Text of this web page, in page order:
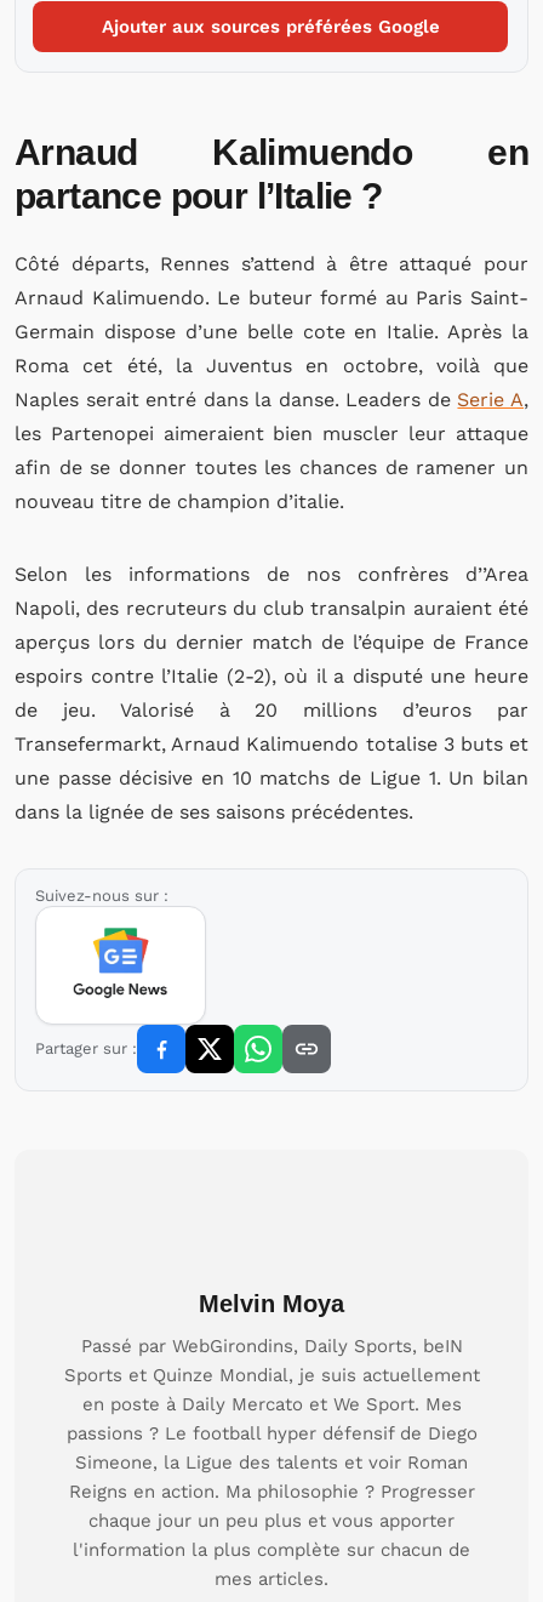
Ajouter aux sources préférées Google
Arnaud Kalimuendo en
partance pour l’Italie ?
Côté départs, Rennes s’attend à être attaqué pour
Arnaud Kalimuendo. Le buteur formé au Paris Saint-
Germain dispose d’une belle cote en Italie. Après la
Roma cet été, la Juventus en octobre, voilà que
Naples serait entré dans la danse. Leaders de Serie A,
les Partenopei aimeraient bien muscler leur attaque
afin de se donner toutes les chances de ramener un
nouveau titre de champion d’italie.
Selon les informations de nos confrères d’’Area
Napoli, des recruteurs du club transalpin auraient été
aperçus lors du dernier match de l’équipe de France
espoirs contre l’Italie (2-2), où il a disputé une heure
de jeu. Valorisé à 20 millions d’euros par
Transefermarkt, Arnaud Kalimuendo totalise 3 buts et
une passe décisive en 10 matchs de Ligue 1. Un bilan
dans la lignée de ses saisons précédentes.
Suivez-nous sur :
Partager sur :
Melvin Moya
Passé par WebGirondins, Daily Sports, beIN
Sports et Quinze Mondial, je suis actuellement
en poste à Daily Mercato et We Sport. Mes
passions ? Le football hyper défensif de Diego
Simeone, la Ligue des talents et voir Roman
Reigns en action. Ma philosophie ? Progresser
chaque jour un peu plus et vous apporter
l'information la plus complète sur chacun de
mes articles.